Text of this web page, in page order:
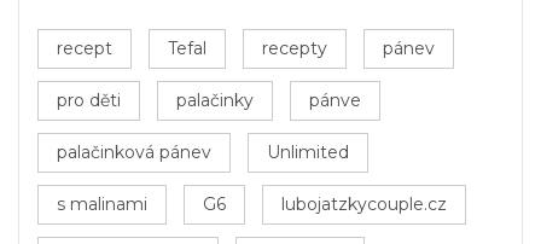
recept Tefal recepty pánev
pro děti palačinky pánve
palačinková pánev Unlimited
s malinami G6 lubojatzkycouple.cz